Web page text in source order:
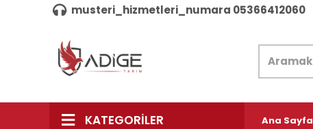
musteri_hizmetleri_numara 05366412060
KATEGORİLER Ana Sayfa